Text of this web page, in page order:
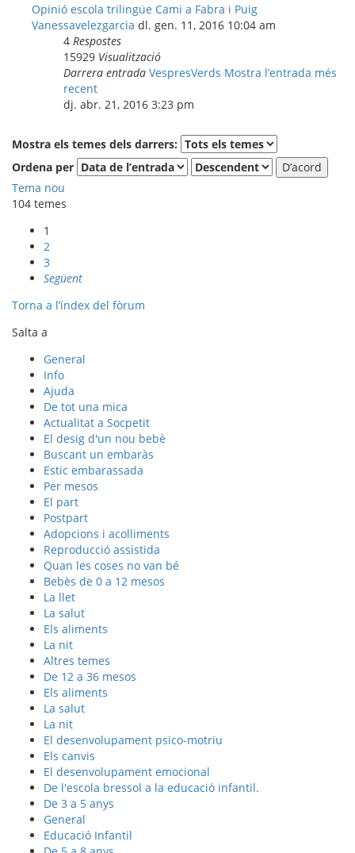
Opinió escola trilingüe Cami a Fabra i Puig
Vanessavelezgarcia dl. gen. 11, 2016 10:04 am
4 Respostes
15929 Visualització
Darrera entrada VespresVerds Mostra l’entrada més
recent
dj. abr. 21, 2016 3:23 pm
Mostra els temes dels darrers:
Ordena per
Tema nou
104 temes
1
2
3
Següent
Torna a l’índex del fòrum
Salta a
General
Info
Ajuda
De tot una mica
Actualitat a Socpetit
El desig d'un nou bebè
Buscant un embaràs
Estic embarassada
Per mesos
El part
Postpart
Adopcions i acolliments
Reproducció assistida
Quan les coses no van bé
Bebès de 0 a 12 mesos
La llet
La salut
Els aliments
La nit
Altres temes
De 12 a 36 mesos
Els aliments
La salut
La nit
El desenvolupament psico-motriu
Els canvis
El desenvolupament emocional
De l'escola bressol a la educació infantil.
De 3 a 5 anys
General
Educació Infantil